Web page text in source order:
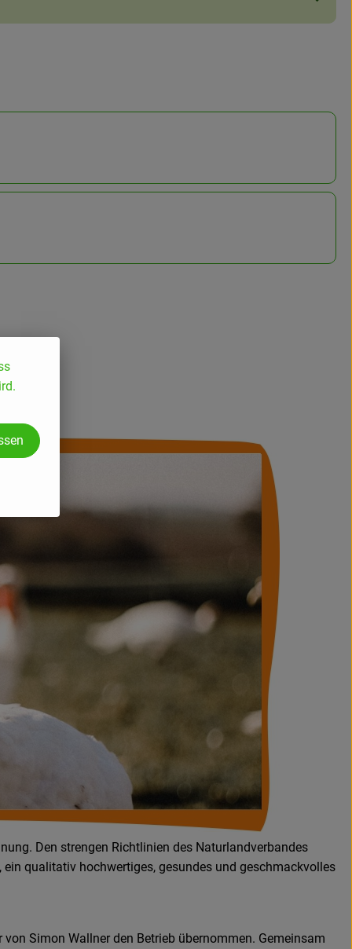
Den strengen Richtlinien des Naturlandverbandes
qualitativ hochwertiges, gesundes und geschmackvolles
Simon Wallner den Betrieb über­nommen. Gemeinsam